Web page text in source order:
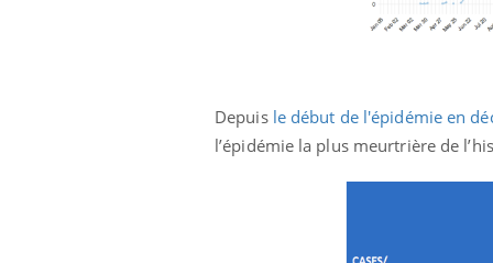
Depuis le début de l'épidémie en
l’épidémie la plus meurtrière de